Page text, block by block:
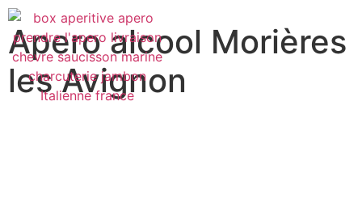
Apero alcool Morières
les Avignon